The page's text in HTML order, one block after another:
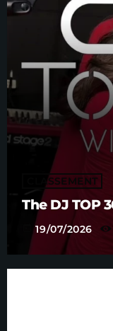
CLASSEMENT
19/07/2026